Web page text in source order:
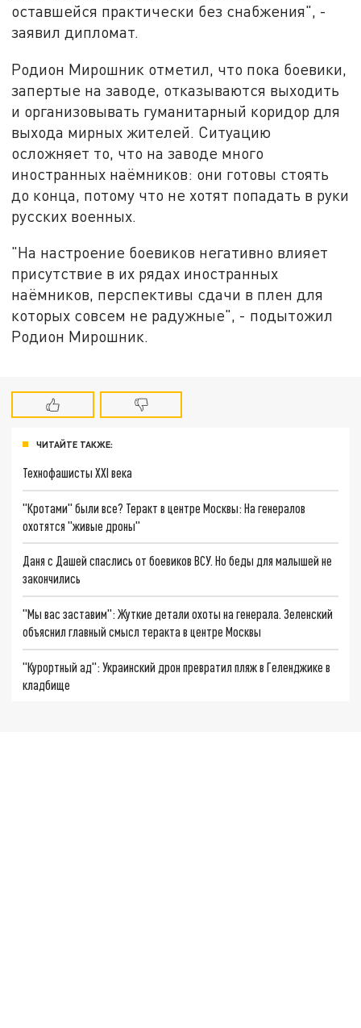
оставшейся практически без снабжения", -
заявил дипломат.
Родион Мирошник отметил, что пока боевики,
запертые на заводе, отказываются выходить
и организовывать гуманитарный коридор для
выхода мирных жителей. Ситуацию
осложняет то, что на заводе много
иностранных наёмников: они готовы стоять
до конца, потому что не хотят попадать в руки
русских военных.
"На настроение боевиков негативно влияет
присутствие в их рядах иностранных
наёмников, перспективы сдачи в плен для
которых совсем не радужные", - подытожил
Родион Мирошник.
ЧИТАЙТЕ ТАКЖЕ:
Технофашисты XXI века
"Кротами" были все? Теракт в центре Москвы: На генералов
охотятся "живые дроны"
Даня с Дашей спаслись от боевиков ВСУ. Но беды для малышей не
закончились
"Мы вас заставим": Жуткие детали охоты на генерала. Зеленский
объяснил главный смысл теракта в центре Москвы
"Курортный ад": Украинский дрон превратил пляж в Геленджике в
кладбище